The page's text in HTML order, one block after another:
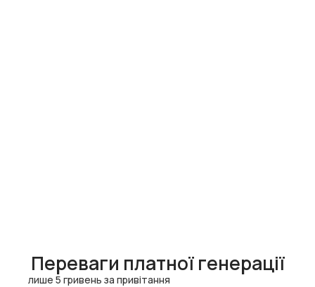
Переваги платної генерації
лише 5 гривень за привітання